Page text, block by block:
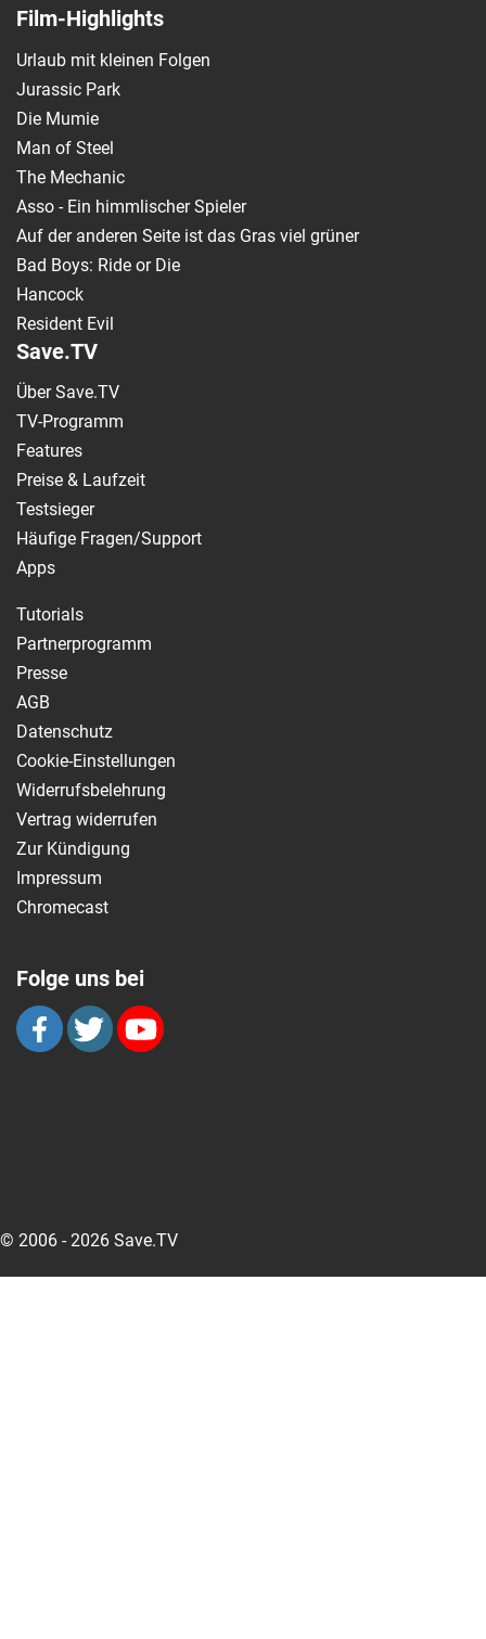
Film-Highlights
Urlaub mit kleinen Folgen
Jurassic Park
Die Mumie
Man of Steel
The Mechanic
Asso - Ein himmlischer Spieler
Auf der anderen Seite ist das Gras viel grüner
Bad Boys: Ride or Die
Hancock
Resident Evil
Save.TV
Über Save.TV
TV-Programm
Features
Preise & Laufzeit
Testsieger
Häufige Fragen/Support
Apps
Tutorials
Partnerprogramm
Presse
AGB
Datenschutz
Cookie-Einstellungen
Widerrufsbelehrung
Vertrag widerrufen
Zur Kündigung
Impressum
Chromecast
Folge uns bei
© 2006 - 2026 Save.TV